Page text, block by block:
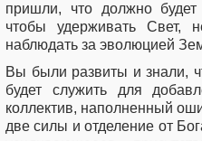
пришли, что должно будет
чтобы удерживать
наблюдать за эволюцией
Вы были развиты и знали,
будет служить для
коллектив, наполненный
две силы и отделение от